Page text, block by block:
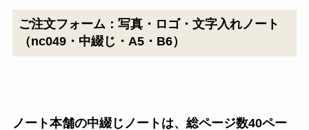
ご注文フォーム：写真・ロゴ・文字入れノート
（nc049・中綴じ・A5・B6）
ノート本舗の中綴じノートは、総ページ数40ペー